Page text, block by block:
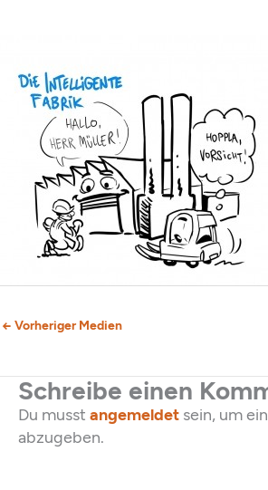
← Vorheriger Medien
Schreibe einen
Du musst angemeldet sein, um
abzugeben.